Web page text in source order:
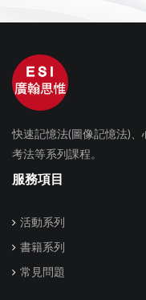
快速記憶法(圖像記憶法)
考法等系列課程。
服務項目
活動系列
書籍系列
常見問題